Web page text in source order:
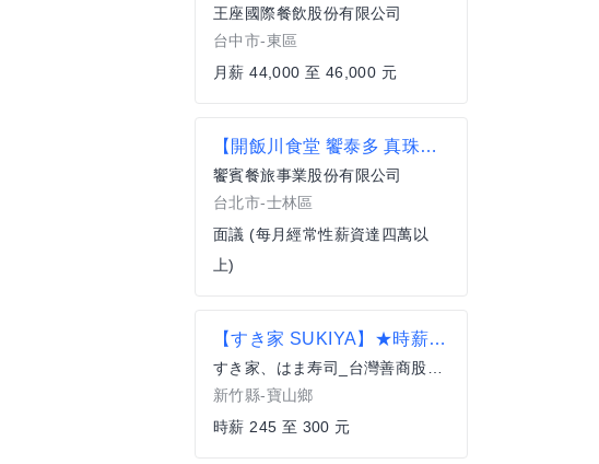
王座國際餐飲股份有限公司
台中市-東區
月薪 44,000 至 46,000 元
【開飯川食堂 饗泰多 真珠】 中廚 廚師 薪資面議 歡迎相關經驗者來挑戰【士林區】
饗賓餐旅事業股份有限公司
台北市-士林區
面議 (每月經常性薪資達四萬以
上)
【すき家 SUKIYA】★時薪255元起(含全勤)★新竹台積電店
すき家、はま寿司_台灣善商股份有限公司
新竹縣-寶山鄉
時薪 245 至 300 元